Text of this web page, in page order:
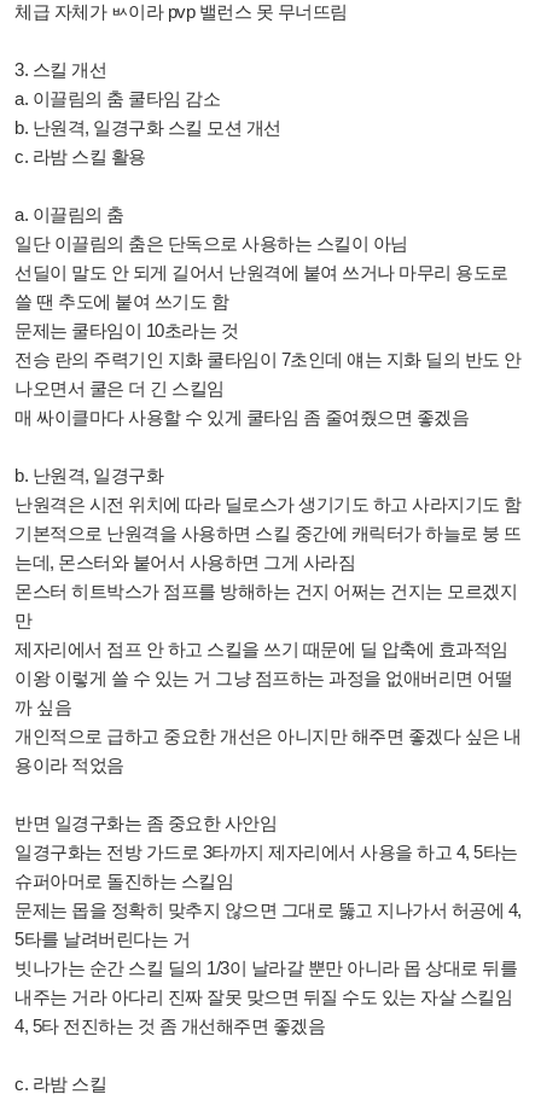
체급 자체가 ㅄ이라 pvp 밸런스 못 무너뜨림
3. 스킬 개선
a. 이끌림의 춤 쿨타임 감소
b. 난원격, 일경구화 스킬 모션 개선
c. 라밤 스킬 활용
a. 이끌림의 춤
일단 이끌림의 춤은 단독으로 사용하는 스킬이 아님
선딜이 말도 안 되게 길어서 난원격에 붙여 쓰거나 마무리 용도로
쓸 땐 추도에 붙여 쓰기도 함
문제는 쿨타임이 10초라는 것
전승 란의 주력기인 지화 쿨타임이 7초인데 얘는 지화 딜의 반도 안
나오면서 쿨은 더 긴 스킬임
매 싸이클마다 사용할 수 있게 쿨타임 좀 줄여줬으면 좋겠음
b. 난원격, 일경구화
난원격은 시전 위치에 따라 딜로스가 생기기도 하고 사라지기도 함
기본적으로 난원격을 사용하면 스킬 중간에 캐릭터가 하늘로 붕 뜨
는데, 몬스터와 붙어서 사용하면 그게 사라짐
몬스터 히트박스가 점프를 방해하는 건지 어쩌는 건지는 모르겠지
만
제자리에서 점프 안 하고 스킬을 쓰기 때문에 딜 압축에 효과적임
이왕 이렇게 쓸 수 있는 거 그냥 점프하는 과정을 없애버리면 어떨
까 싶음
개인적으로 급하고 중요한 개선은 아니지만 해주면 좋겠다 싶은 내
용이라 적었음
반면 일경구화는 좀 중요한 사안임
일경구화는 전방 가드로 3타까지 제자리에서 사용을 하고 4, 5타는
슈퍼아머로 돌진하는 스킬임
문제는 몹을 정확히 맞추지 않으면 그대로 뚫고 지나가서 허공에 4,
5타를 날려버린다는 거
빗나가는 순간 스킬 딜의 1/3이 날라갈 뿐만 아니라 몹 상대로 뒤를
내주는 거라 아다리 진짜 잘못 맞으면 뒤질 수도 있는 자살 스킬임
4, 5타 전진하는 것 좀 개선해주면 좋겠음
c. 라밤 스킬